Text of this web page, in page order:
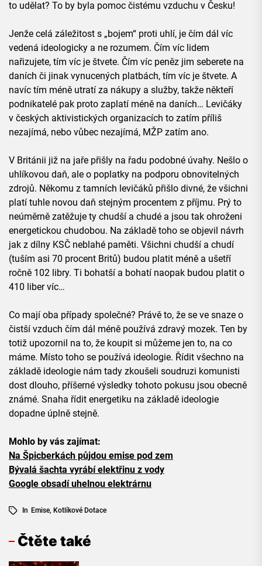
to udělat? To by byla pomoc čistému vzduchu v Česku!
Jenže celá záležitost s „bojem“ proti uhlí, je čím dál víc
vedená ideologicky a ne rozumem. Čím víc lidem
nařizujete, tím víc je štvete. Čím víc peněz jim seberete na
daních či jinak vynucených platbách, tím víc je štvete. A
navíc tím méně utratí za nákupy a služby, takže někteří
podnikatelé pak proto zaplatí méně na daních… Levičáky
v českých aktivistických organizacích to zatím příliš
nezajímá, nebo vůbec nezajímá, MŽP zatím ano.
V Británii již na jaře přišly na řadu podobné úvahy. Nešlo o
uhlíkovou daň, ale o poplatky na podporu obnovitelných
zdrojů. Někomu z tamních levičáků přišlo divné, že všichni
platí tuhle novou daň stejným procentem z příjmu. Prý to
neúměrně zatěžuje ty chudší a chudé a jsou tak ohroženi
energetickou chudobou. Na základě toho se objevil návrh
jak z dílny KSČ neblahé paměti. Všichni chudší a chudí
(tuším asi 70 procent Britů) budou platit méně a ušetří
ročně 102 libry. Ti bohatší a bohatí naopak budou platit o
410 liber víc…
Co mají oba případy společné? Právě to, že se ve snaze o
čistší vzduch čím dál méně používá zdravý mozek. Ten by
totiž upozornil na to, že koupit si můžeme jen to, na co
máme. Místo toho se používá ideologie. Řídit všechno na
základě ideologie nám tady zkoušeli soudruzi komunisti
dost dlouho, příšerné výsledky tohoto pokusu jsou obecně
známé. Snaha řídit energetiku na základě ideologie
dopadne úplně stejně.
Mohlo by vás zajímat:
Na Špicberkách půjdou emise pod zem
Bývalá šachta vyrábí elektřinu z vody
Google obsadí uhelnou elektrárnu
In Emise, Kotlíkové Dotace
Čtěte také